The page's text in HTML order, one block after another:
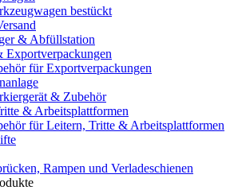
bestückt
& Abfüllstation
Exportverpackungen
für Exportverpackungen
& Zubehör
& Arbeitsplattformen
für Leitern, Tritte & Arbeitsplattformen
Rampen und Verladeschienen